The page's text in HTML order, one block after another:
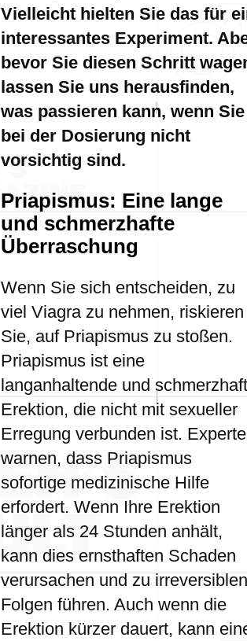
Vielleicht hielten Sie das für
interessantes Experiment.
bevor Sie diesen Schritt
lassen Sie uns herausfinden,
was passieren kann, wenn Sie
bei der Dosierung nicht
vorsichtig sind.
Priapismus: Eine lange
und schmerzhafte
Überraschung
Wenn Sie sich entscheiden, zu
viel Viagra zu nehmen, riskieren
Sie, auf Priapismus zu stoßen.
Priapismus ist eine
langanhaltende und
Erektion, die nicht mit sexueller
Erregung verbunden ist.
warnen, dass Priapismus
sofortige medizinische Hilfe
erfordert. Wenn Ihre Erektion
länger als 24 Stunden anhält,
kann dies ernsthaften Schaden
verursachen und zu irreversiblen
Folgen führen. Auch wenn die
Erektion kürzer dauert, kann